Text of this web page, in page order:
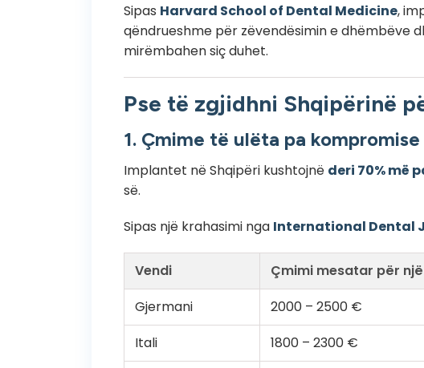
Sipas Harvard School of Dental Medicine,
qëndrueshme për zëvendësimin e dhëmbëve
mirëmbahen siç duhet.
Pse të zgjidhni Shqipërinë
1. Çmime të ulëta pa
Implantet në Shqipëri kushtojnë deri 70% më
së.
Sipas një krahasimi nga International Dental
Vendi
Çmimi mesatar për
Gjermani
2000 – 2500 €
Itali
1800 – 2300 €